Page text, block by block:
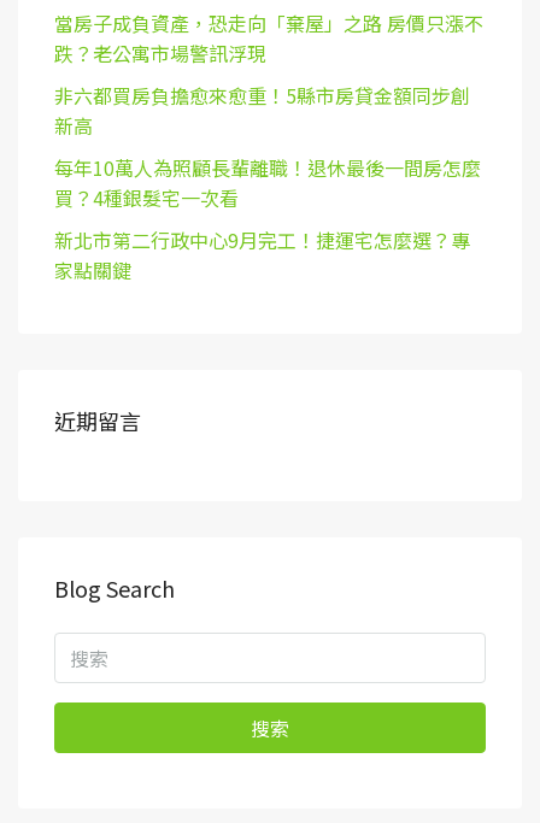
當房子成負資產，恐走向「棄屋」之路 房價只漲不
跌？老公寓市場警訊浮現
非六都買房負擔愈來愈重！5縣市房貸金額同步創
新高
每年10萬人為照顧長輩離職！退休最後一間房怎麼
買？4種銀髮宅一次看
新北市第二行政中心9月完工！捷運宅怎麼選？專
家點關鍵
近期留言
Blog Search
搜索